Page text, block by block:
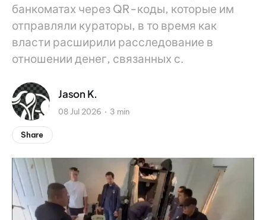
банкоматах через QR-коды, которые им
отправляли кураторы, в то время как
власти расширили расследование в
отношении денег, связанных с.
Jason K.
08 Jul 2026 3 min
Share